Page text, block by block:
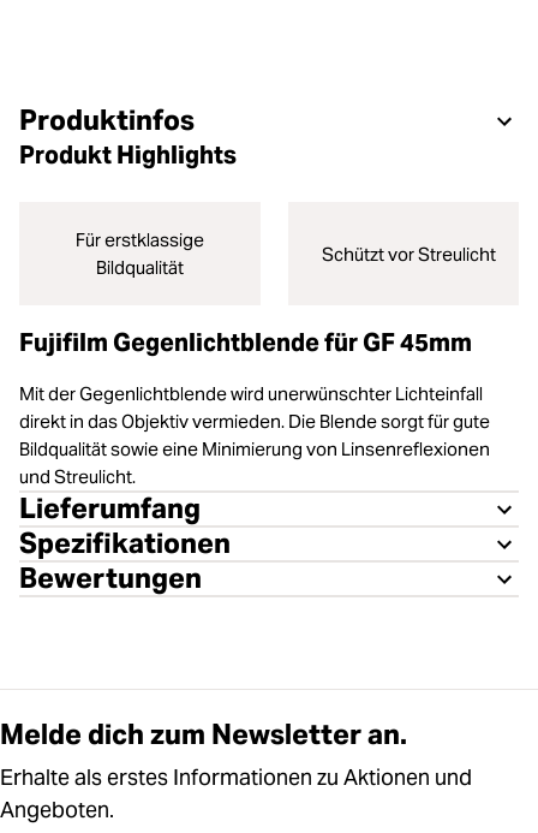
Produktinfos
Produkt Highlights
Für erstklassige
Bildqualität
Schützt vor Streulicht
Fujifilm Gegenlichtblende für GF 45mm
Mit der Gegenlichtblende wird unerwünschter Lichteinfall
direkt in das Objektiv vermieden. Die Blende sorgt für gute
Bildqualität sowie eine Minimierung von Linsenreflexionen
und Streulicht.
Lieferumfang
Spezifikationen
Bewertungen
Melde dich zum Newsletter an.
Erhalte als erstes Informationen zu Aktionen und
Angeboten.